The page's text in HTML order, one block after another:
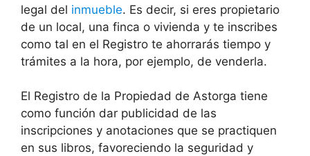
legal del inmueble. Es decir, si eres propietario
de un local, una finca o vivienda y te inscribes
como tal en el Registro te ahorrarás tiempo y
trámites a la hora, por ejemplo, de venderla.
El Registro de la Propiedad de Astorga tiene
como función dar publicidad de las
inscripciones y anotaciones que se practiquen
en sus libros, favoreciendo la seguridad y